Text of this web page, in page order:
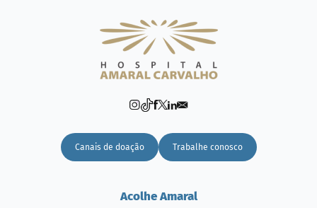
Canais de doação Trabalhe conosco
Acolhe Amaral